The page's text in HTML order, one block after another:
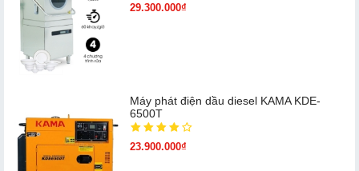
29.300.000₫
Máy phát điện dầu diesel KAMA KDE-
6500T
23.900.000₫